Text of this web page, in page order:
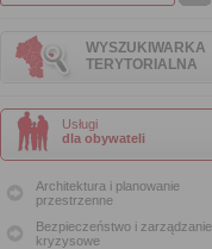
WYSZUKIWARKA
TERYTORIALNA
Usługi
dla obywateli
Architektura i planowanie
przestrzenne
Bezpieczeństwo i zarządzanie
kryzysowe